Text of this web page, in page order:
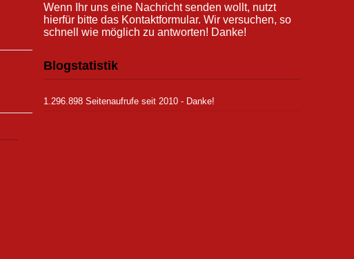
Wenn Ihr uns eine Nachricht senden wollt, nutzt
hierfür bitte das Kontaktformular. Wir versuchen, so
schnell wie möglich zu antworten! Danke!
Blogstatistik
1.296.898 Seitenaufrufe seit 2010 - Danke!